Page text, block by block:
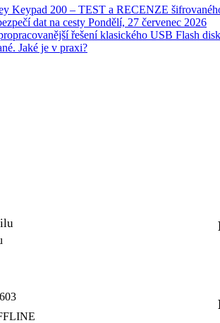
Keypad 200 – TEST a RECENZE
dat na cesty Pondělí, 27 červenec 2026
řešení klasického USB Flash
Jaké je v praxi?